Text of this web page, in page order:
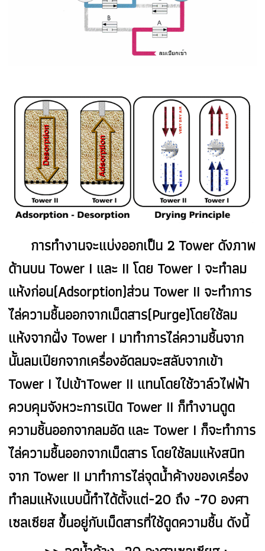
การทำงานจะแบ่งออกเป็น 2 Tower ดังภาพ
ด้านบน Tower I และ II โดย Tower I จะทำลม
แห้งก่อน(Adsorption)ส่วน Tower II จะทำการ
ไล่ความชื้นออกจากเม็ดสาร(Purge)โดยใช้ลม
แห้งจากฝั่ง Tower I มาทำการไล่ความชื้นจาก
นั้นลมเปียกจากเครื่องอัดลมจะสลับจากเข้า
Tower I ไปเข้าTower II แทนโดยใช้วาล์วไฟฟ้า
ควบคุมจังหวะการเปิด Tower II ก็ทำงานดูด
ความชิ้นออกจากลมอัด และ Tower I ก็จะทำการ
ไล่ความชื้นออกจากเม็ดสาร โดยใช้ลมแห้งสนิท
จาก Tower II มาทำการไล่จุดน้ำค้างของเครื่อง
ทำลมแห้งแบบนี้ทำได้ตั้งแต่-20 ถึง -70 องศา
เซลเซียส ขึ้นอยู่กับเม็ดสารที่ใช้ดูดความชื้น ดังนี้